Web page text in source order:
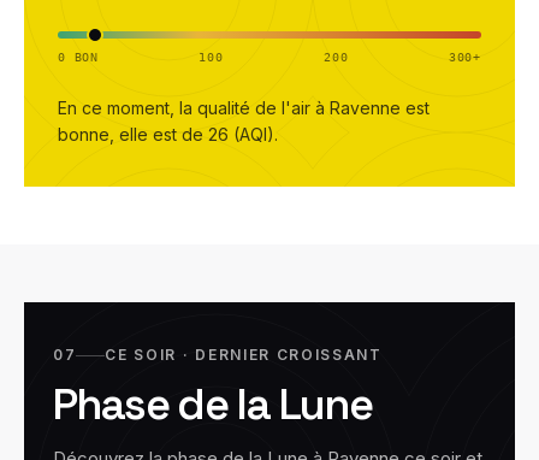
0 BON 100 200 300+
En ce moment, la qualité de l'air à Ravenne est
bonne , elle est de 26 (AQI).
07 CE SOIR · DERNIER CROISSANT
Phase de la Lune